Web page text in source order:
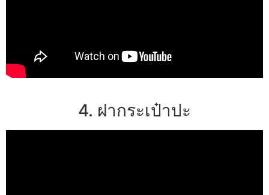
4. ฝากระเป๋าปะ